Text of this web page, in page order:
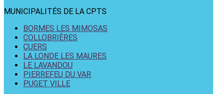
MUNICIPALITÉS DE LA CPTS
BORMES LES MIMOSAS
COLLOBRIÈRES
CUERS
LA LONDE LES MAURES
LE LAVANDOU
PIERREFEU DU VAR
PUGET VILLE